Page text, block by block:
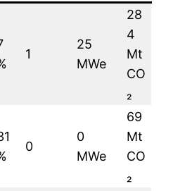
1
25
MWe
28
4
Mt
CO
₂
0
0
MWe
69
Mt
CO
₂